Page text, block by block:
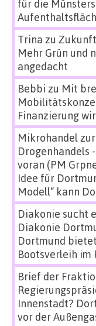
für die
Trina zu
Mehr Grün und
angedacht
Bebbi zu Mit
Finanzierung
Mikrohandel
Drogenhandels
voran (PM
Idee für
Modell“ kann
Diakonie sucht
Diakonie
Dortmund
Bootsverleih im
Brief der
Innenstadt?
vor der